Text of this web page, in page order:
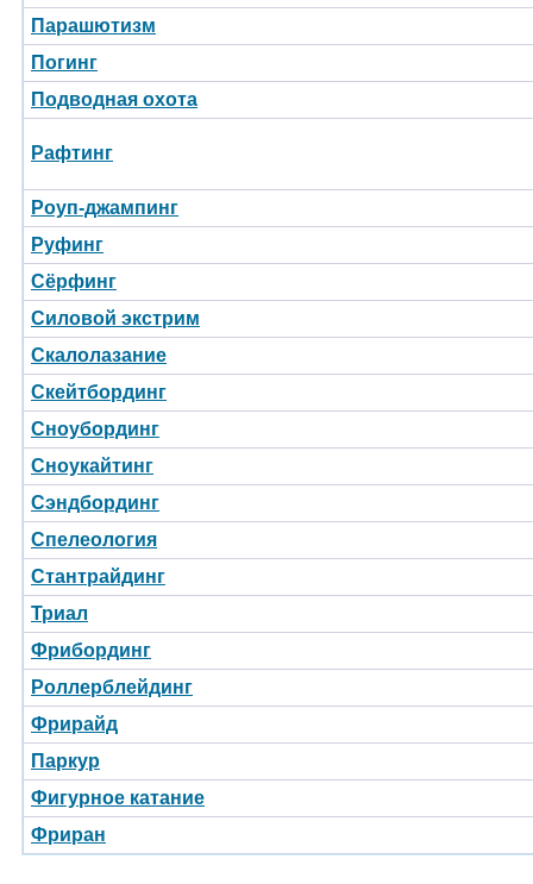
Парашютизм
Погинг
Подводная охота
Рафтинг
Роуп-джампинг
Руфинг
Сёрфинг
Силовой экстрим
Скалолазание
Скейтбординг
Сноубординг
Сноукайтинг
Сэндбординг
Спелеология
Стантрайдинг
Триал
Фрибординг
Роллерблейдинг
Фрирайд
Паркур
Фигурное катание
Фриран